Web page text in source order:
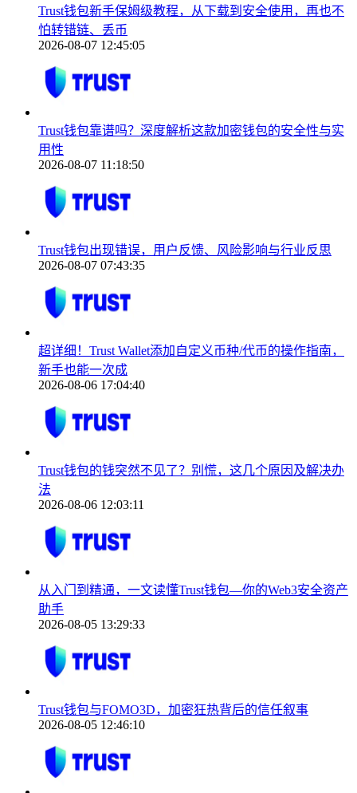
Trust钱包新手保姆级教程，从下载到安全使用，再也不
怕转错链、丢币
2026-08-07 12:45:05
Trust钱包靠谱吗？深度解析这款加密钱包的安全性与实
用性
2026-08-07 11:18:50
Trust钱包出现错误，用户反馈、风险影响与行业反思
2026-08-07 07:43:35
超详细！Trust Wallet添加自定义币种/代币的操作指南，
新手也能一次成
2026-08-06 17:04:40
Trust钱包的钱突然不见了？别慌，这几个原因及解决办
法
2026-08-06 12:03:11
从入门到精通，一文读懂Trust钱包—你的Web3安全资产
助手
2026-08-05 13:29:33
Trust钱包与FOMO3D，加密狂热背后的信任叙事
2026-08-05 12:46:10